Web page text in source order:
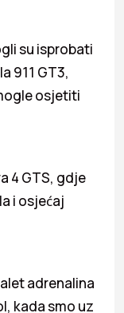
su isprobati
911 GT3,
osjetiti
4 GTS, gdje
i osjećaj
adrenalina
kada smo uz